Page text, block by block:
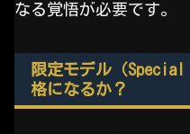
なる覚悟が必要です。
限定モデル（
格になるか？